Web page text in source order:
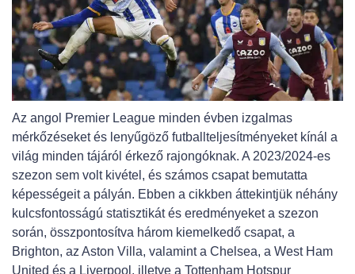
Az angol Premier League minden évben izgalmas
mérkőzéseket és lenyűgöző futballteljesítményeket kínál a
világ minden tájáról érkező rajongóknak. A 2023/2024-es
szezon sem volt kivétel, és számos csapat bemutatta
képességeit a pályán. Ebben a cikkben áttekintjük néhány
kulcsfontosságú statisztikát és eredményeket a szezon
során, összpontosítva három kiemelkedő csapat, a
Brighton, az Aston Villa, valamint a Chelsea, a West Ham
United és a Liverpool, illetve a Tottenham Hotspur